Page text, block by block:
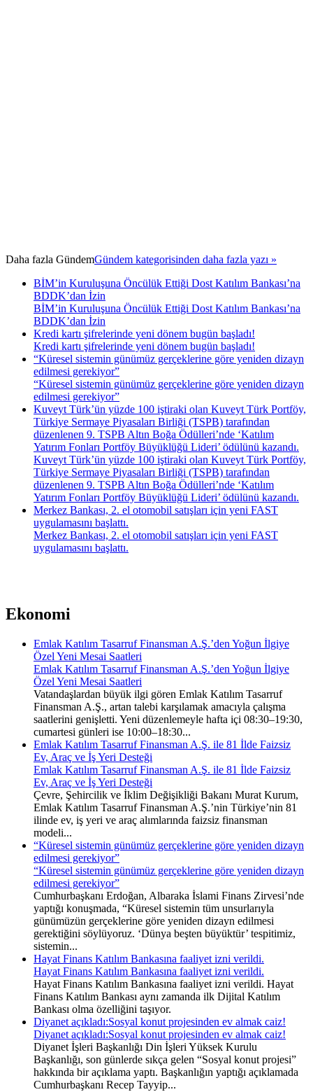
Daha fazla GündemGündem kategorisinden daha fazla yazı »
BİM’in Kuruluşuna Öncülük Ettiği Dost Katılım Bankası’na
BDDK’dan İzin
BİM’in Kuruluşuna Öncülük Ettiği Dost Katılım Bankası’na
BDDK’dan İzin
Kredi kartı şifrelerinde yeni dönem bugün başladı!
Kredi kartı şifrelerinde yeni dönem bugün başladı!
“Küresel sistemin günümüz gerçeklerine göre yeniden dizayn
edilmesi gerekiyor”
“Küresel sistemin günümüz gerçeklerine göre yeniden dizayn
edilmesi gerekiyor”
Kuveyt Türk’ün yüzde 100 iştiraki olan Kuveyt Türk Portföy,
Türkiye Sermaye Piyasaları Birliği (TSPB) tarafından
düzenlenen 9. TSPB Altın Boğa Ödülleri’nde ‘Katılım
Yatırım Fonları Portföy Büyüklüğü Lideri’ ödülünü kazandı.
Kuveyt Türk’ün yüzde 100 iştiraki olan Kuveyt Türk Portföy,
Türkiye Sermaye Piyasaları Birliği (TSPB) tarafından
düzenlenen 9. TSPB Altın Boğa Ödülleri’nde ‘Katılım
Yatırım Fonları Portföy Büyüklüğü Lideri’ ödülünü kazandı.
Merkez Bankası, 2. el otomobil satışları için yeni FAST
uygulamasını başlattı​.
Merkez Bankası, 2. el otomobil satışları için yeni FAST
uygulamasını başlattı​.
Ekonomi
Emlak Katılım Tasarruf Finansman A.Ş.’den Yoğun İlgiye
Özel Yeni Mesai Saatleri
Emlak Katılım Tasarruf Finansman A.Ş.’den Yoğun İlgiye
Özel Yeni Mesai Saatleri
Vatandaşlardan büyük ilgi gören Emlak Katılım Tasarruf
Finansman A.Ş., artan talebi karşılamak amacıyla çalışma
saatlerini genişletti. Yeni düzenlemeyle hafta içi 08:30–19:30,
cumartesi günleri ise 10:00–18:30...
Emlak Katılım Tasarruf Finansman A.Ş. ile 81 İlde Faizsiz
Ev, Araç ve İş Yeri Desteği
Emlak Katılım Tasarruf Finansman A.Ş. ile 81 İlde Faizsiz
Ev, Araç ve İş Yeri Desteği
Çevre, Şehircilik ve İklim Değişikliği Bakanı Murat Kurum,
Emlak Katılım Tasarruf Finansman A.Ş.’nin Türkiye’nin 81
ilinde ev, iş yeri ve araç alımlarında faizsiz finansman
modeli...
“Küresel sistemin günümüz gerçeklerine göre yeniden dizayn
edilmesi gerekiyor”
“Küresel sistemin günümüz gerçeklerine göre yeniden dizayn
edilmesi gerekiyor”
Cumhurbaşkanı Erdoğan, Albaraka İslami Finans Zirvesi’nde
yaptığı konuşmada, “Küresel sistemin tüm unsurlarıyla
günümüzün gerçeklerine göre yeniden dizayn edilmesi
gerektiğini söylüyoruz. ‘Dünya beşten büyüktür’ tespitimiz,
sistemin...
Hayat Finans Katılım Bankasına faaliyet izni verildi.
Hayat Finans Katılım Bankasına faaliyet izni verildi.
Hayat Finans Katılım Bankasına faaliyet izni verildi. Hayat
Finans Katılım Bankası aynı zamanda ilk Dijital Katılım
Bankası olma özelliğini taşıyor.
Diyanet açıkladı:Sosyal konut projesinden ev almak caiz!
Diyanet açıkladı:Sosyal konut projesinden ev almak caiz!
Diyanet İşleri Başkanlığı Din İşleri Yüksek Kurulu
Başkanlığı, son günlerde sıkça gelen “Sosyal konut projesi”
hakkında bir açıklama yaptı. Başkanlığın yaptığı açıklamada
Cumhurbaşkanı Recep Tayyip...